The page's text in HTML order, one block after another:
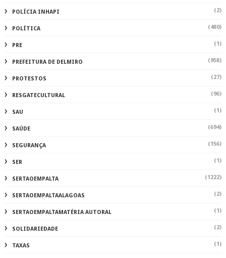
POLÍCIA INHAPI (2)
POLÍTICA (480)
PRE (1)
PREFEITURA DE DELMIRO (958)
PROTESTOS (27)
RESGATECULTURAL (96)
SAU (1)
SAÚDE (694)
SEGURANÇA (156)
SER (1)
SERTAOEMPALTA (1222)
SERTAOEMPALTAALAGOAS (2)
SERTAOEMPALTAMATÉRIA AUTORAL (1)
SOLIDARIEDADE (2)
TAXAS (1)